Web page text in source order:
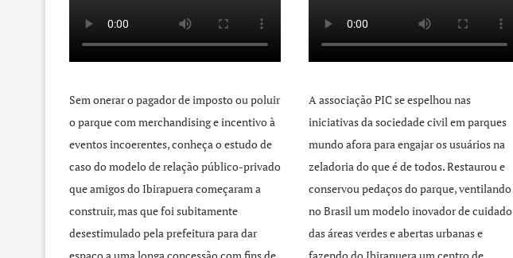
Sem onerar o pagador de imposto ou poluir
o parque com merchandising e incentivo à
eventos incoerentes, conheça o estudo de
caso do modelo de relação público-privado
que amigos do Ibirapuera começaram a
construir, mas que foi subitamente
desestimulado pela prefeitura para dar
A associação PIC se espelhou nas
iniciativas da sociedade civil em parques
mundo afora para engajar os usuários na
zeladoria do que é de todos. Restaurou e
conservou pedaços do parque, ventilando
no Brasil um modelo inovador de cuidado
das áreas verdes e abertas urbanas e